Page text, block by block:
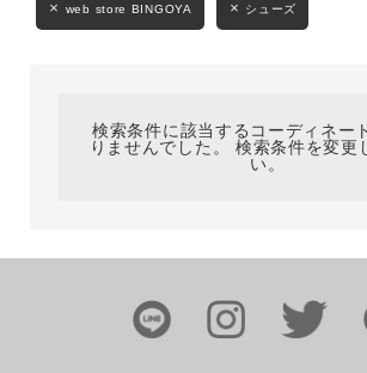
ブランド
web store BINGOYA シューズ
検索条件に該当するコーディネー
りませんでした。 検索条件を変更
い。